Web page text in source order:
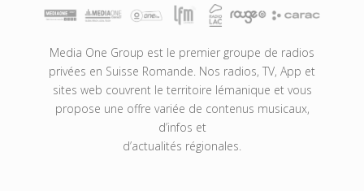
Media One Group est le premier groupe de radios
privées en Suisse Romande. Nos radios, TV, App et
sites web couvrent le territoire lémanique et vous
propose une offre variée de contenus musicaux,
d’infos et
d’actualités régionales.